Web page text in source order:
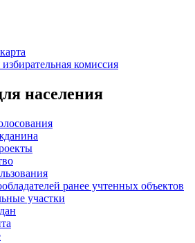
комиссия
населения
ранее учтенных объектов
участки